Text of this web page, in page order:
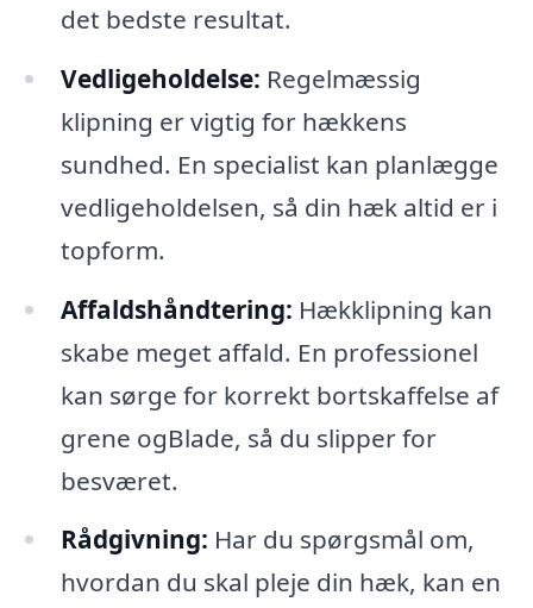
det bedste resultat.
Vedligeholdelse: Regelmæssig
klipning er vigtig for hækkens
sundhed. En specialist kan planlægge
vedligeholdelsen, så din hæk altid er i
topform.
Affaldshåndtering: Hækklipning kan
skabe meget affald. En professionel
kan sørge for korrekt bortskaffelse af
grene ogBlade, så du slipper for
besværet.
Rådgivning: Har du spørgsmål om,
hvordan du skal pleje din hæk, kan en